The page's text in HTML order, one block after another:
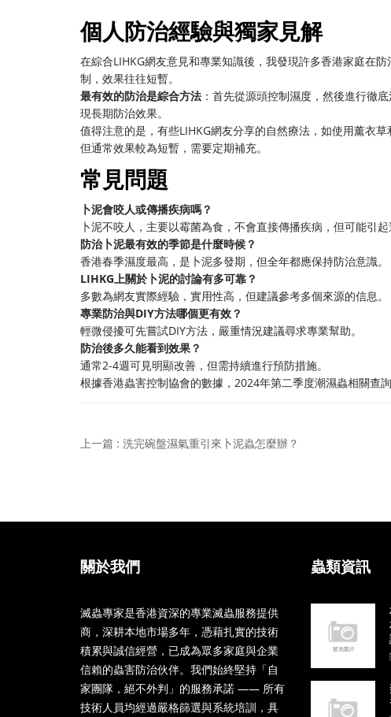
個人防治經驗與獨家見解
在綜合LIHKG網友意見和專業知識後，我發現許多香港家庭在
制，效果往往短暫。
最有效的防治是綜合方法 ：首先從源頭控制濕度，然後進行徹
現長期防治效果。
值得注意的是，有些LIHKG網友分享的自然療法，如使用薰衣
但通常效果較為短暫，需要定期補充。
常見問題
卜泥會咬人或傳播疾病嗎？
卜泥不咬人，主要以霉菌為食，不會直接傳播疾病，但可能引起
防治卜泥最有效的季節是什麼時候？
香港春季濕度最高，是卜泥多發期，但全年都應保持防治意識。
LIHKG上關於卜泥的討論有多可靠？
多數為網友實際經驗，實用性高，但建議參考多個來源的信息。
專業防治與DIY方法哪個更有效？
輕微侵擾可先嘗試DIY方法，嚴重情況建議尋求專業幫助。
防治後多久能看到效果？
通常2-4週可見明顯改善，但需持續進行預防措施。
根據香港蟲害控制協會的數據，2024年第二季度潮濕蟲相關查
上一篇 : 洗完碗盤濕氣重引來卜泥蟲怎麼辦？
關於我們
滅蟲專家是香港資深的專業滅蟲服務提供
商，深耕本地市場多年，憑藉扎實的技術
積累與誠信經營，已成為眾多家庭與企業
信賴的蟲害防治伙伴。我們始終堅持「自
家團隊，絕不外判」的服務承諾 —— 所有
技術人員均經過嚴格篩選與系統培訓，具
蟲類資訊